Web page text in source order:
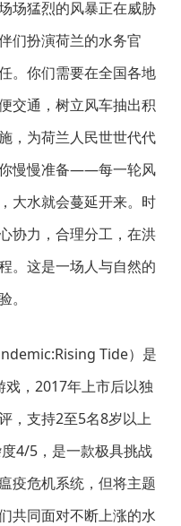
场猛烈的风暴正在威胁
们扮演荷兰的水务官
。你们需要在全国各地
交通，树立风车抽出积
，为荷兰人民世世代代
慢慢准备——每一轮风
大水就会蔓延开来。时
协力，合理分工，在洪
。这是一场人与自然的
Tide）是
，2017年上市后以独
，支持2至5名8岁以上
4/5，是一款极具挑战
疫危机系统，但将主题
共同面对不断上涨的水